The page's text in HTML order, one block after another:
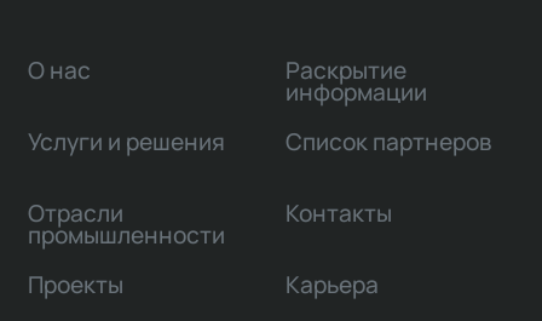
О нас
Услуги и решения
Отрасли
промышленности
Проекты
Раскрытие
информации
Список партнеров
Контакты
Карьера